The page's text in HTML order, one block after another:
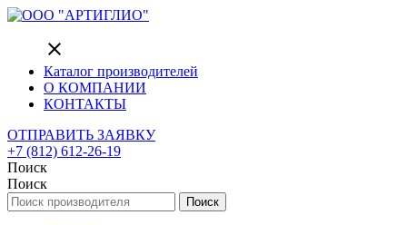
close
Каталог производителей
О КОМПАНИИ
КОНТАКТЫ
ОТПРАВИТЬ ЗАЯВКУ
+7 (812) 612-26-19
Поиск
Поиск
Поиск